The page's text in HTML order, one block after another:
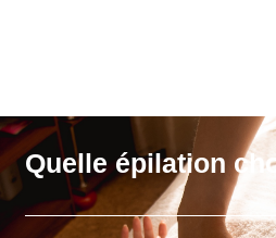
Quelle épilation